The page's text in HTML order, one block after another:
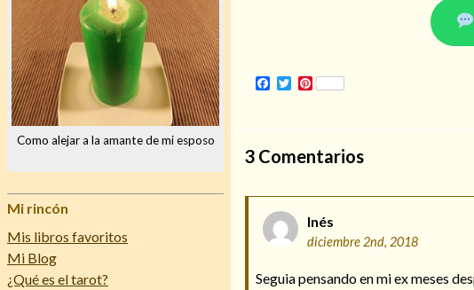
Como alejar a la amante de mi esposo
Mi rincón
Mis libros favoritos
Mi Blog
¿Qué es el tarot?
Facebook
TwitterPinterest
3 Comentarios
Inés
diciembre 2nd, 2018
Seguia pensando en mi ex meses